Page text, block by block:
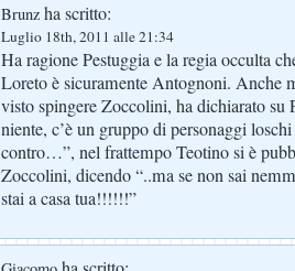
Brunz ha scritto:
Luglio 18th, 2011 alle 21:34
Ha ragione Pestuggia e la regia occulta
Loreto è sicuramente Antognoni. Anche
visto spingere Zoccolini, ha dichiarato su
niente, c’è un gruppo di personaggi
contro…”, nel frattempo Teotino si è
Zoccolini, dicendo “..ma se non sai
stai a casa tua!!!!!!”